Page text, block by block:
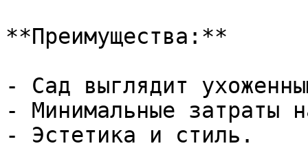
**Преимущества:**
- Сад выглядит
- Минимальные затраты
- Эстетика и стиль.